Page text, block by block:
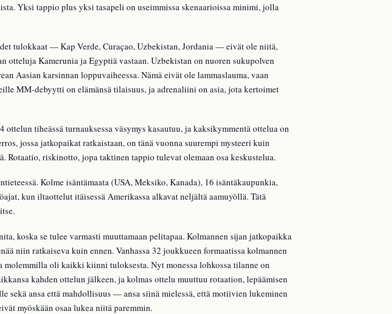
Yksi tappio plus yksi tasapeli on useimmissa skenaarioissa minimi, jolla
tulokkaat — Kap Verde, Curaçao, Uzbekistan, Jordania — eivät ole niitä,
otteluja Kamerunia ja Egyptiä vastaan. Uzbekistan on nuoren sukupolven
Aasian karsinnan loppuvaiheessa. Nämä eivät ole lammaslauma, vaan
MM-debyytti on elämänsä tilaisuus, ja adrenaliini on asia, jota kertoimet
tiheässä turnauksessa väsymys kasautuu, ja kaksikymmentä ottelua on
jossa jatkopaikat ratkaistaan, on tänä vuonna suurempi mysteeri kuin
riskinotto, jopa taktinen tappio tulevat olemaan osa keskustelua.
Kolme isäntämaata (USA, Meksiko, Kanada), 16 isäntäkaupunkia,
kun iltaottelut itäisessä Amerikassa alkavat neljältä aamuyöllä. Tätä
koska se tulee varmasti muuttamaan pelitapaa. Kolmannen sijan jatkopaikka
niin ratkaiseva kuin ennen. Vanhassa 32 joukkueen formaatissa kolmannen
oli kaikki kiinni tuloksesta. Nyt monessa lohkossa tilanne on
kahden ottelun jälkeen, ja kolmas ottelu muuttuu rotaation, lepäämisen
sekä ansa että mahdollisuus — ansa siinä mielessä, että motiivien lukeminen
myöskään osaa lukea niitä paremmin.